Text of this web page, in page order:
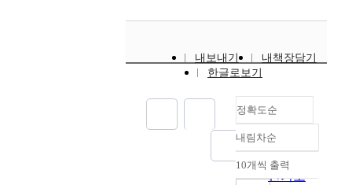
내보내기
내책장담기
한글로보기
정확도순
정확도
순
인기도
내림차순
내림차순
10개씩 출력